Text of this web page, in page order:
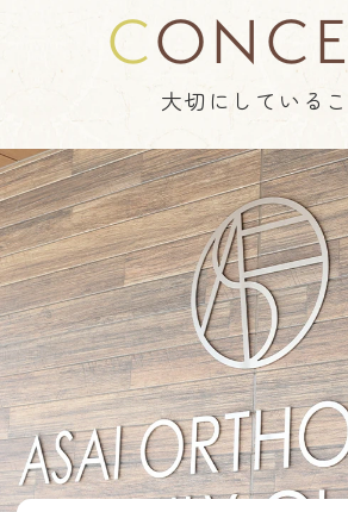
名鉄瀬戸線小幡駅 南側
上記3か所のパーキングいずれ
必ず精算機にて「駐
行
しクリニック受付へご提示く
診察終了時に「駐車サービス
いたします。
※駐車券のご提示がない場合
駐車サービス券をお渡しで
で予めご了承下さい。
2024.12.02
大切にしているこ